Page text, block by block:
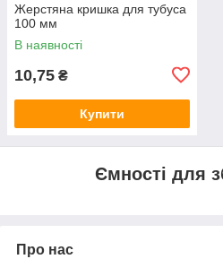
Жерстяна кришка для тубуса
100 мм
В наявності
10,75 ₴
Купити
Ємності для
Про нас